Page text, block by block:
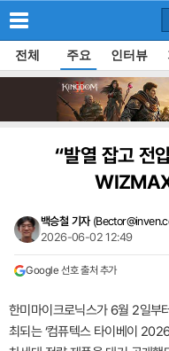
전체 주요 인터뷰
“발열 잡고 전
백승철 기자 (
2026-06-02 12:49
Google 선호 출처 추가
한미마이크로닉스가 6월 2일부
최되는 ‘컴퓨텍스 타이베이